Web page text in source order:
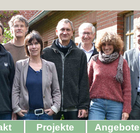
Projekte Angebote